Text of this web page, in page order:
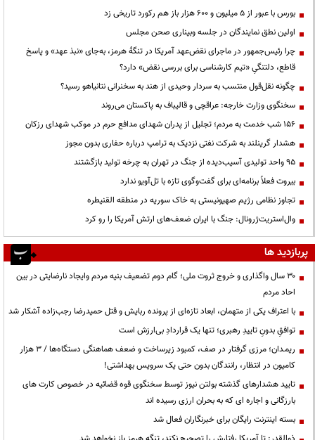
بورس با عبور از ۵ میلیون و ۶۰۰ هزار باز هم رکورد تاریخی زد
اولین نطق نمایندگان در جلسه وبیناری صحن مجلس
چرا رئیس‌جمهور در ماجرای نقض‌عهد آمریکا در تنگهٔ هرمز، به‌جای «نبذ عهد» و پاسخ
قاطع، دلتنگیِ «تیم کارشناسی برای بررسی نقض» دارد؟
چگونه نقل‌قول منتسب به سردار وحیدی از هند به سخنرانی نتانیاهو رسید؟
سخنگوی وزارت خارجه: عراقچی و قالیباف به پاکستان می‌روند
۱۵۶ شب خدمت به مردم؛ تجلیل از پدران شهدای مدافع حرم در موکب شهدای رزکان
هشدار گرینلند به شرکت نفتی نزدیک به ترامپ درباره حفاری بدون مجوز
95 واحد تولیدی آسیب‌دیده از جنگ در تهران به چرخه تولید بازگشتند
بیروت فعلاً برنامه‌ای برای گفت‌وگوی تازه با تل‌آویو ندارد
تجاوز نظامی رژیم صهیونیستی به خاک سوریه در منطقه القنیطره
وال‌استریت‌ژرونال: جنگ با ایران ضعف‌های ارتش آمریکا را رو کرد
پربازدید ها
۳۰ سال واگذاری و خروج ثروت ملی؛ گام دوم تضعیف بنیه مردم وایجاد نارضایتی در بین
احاد مردم
با اعتراف یکی از متهمان، ابعاد تازه‌ای از پرونده ربایش و قتل حمیدرضا رجب‌زاده آشکار شد
توافقِ بدونِ تاییدِ رهبری؛ تنها یک قراردادِ بی‌ارزش است
ریمـدان؛ مرزی گرفتار در صف، کمبود زیرساخت و ضعف هماهنگی دستگاه‌ها / ۳ هزار
کامیون در انتظار، رانندگان بدون حتی یک سرویس بهداشتی!
تایید هشدارهای گذشته بولتن نیوز توسط سخنگوی قوه قضائیه در خصوص کارت های
بارزگانی و اجاره ای که به بحران ارزی رسیده اند
بسته اینترنت رایگان برای خبرنگاران فعال شد